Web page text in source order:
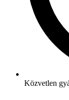
Közvetlen